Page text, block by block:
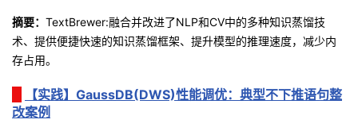
摘要： TextBrewer:融合并改进了NLP和CV中的多种知识蒸馏技
术、提供便捷快速的知识蒸馏框架、提升模型的推理速度，减少内
存占用。
【实践】GaussDB(DWS)性能调优：典型不下推语句整
改案例